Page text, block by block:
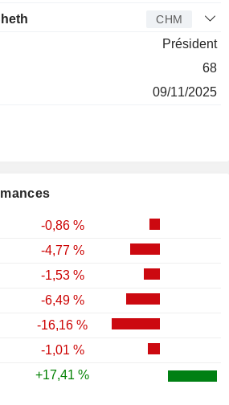
-0,86 %
-4,77 %
-1,53 %
-6,49 %
-16,16 %
-1,01 %
+17,41 %
CHM
Président
68
09/11/2025